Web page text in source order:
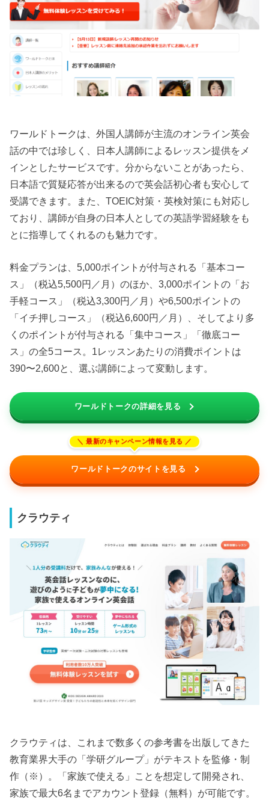
ワールドトークは、外国人講師が主流のオンライン英会
話の中では珍しく、日本人講師によるレッスン提供をメ
インとしたサービスです。分からないことがあったら、
日本語で質疑応答が出来るので英会話初心者も安心して
受講できます。また、TOEIC対策・英検対策にも対応し
ており、講師が自身の日本人としての英語学習経験をも
とに指導してくれるのも魅力です。
料金プランは、5,000ポイントが付与される「基本コー
ス」（税込5,500円／月）のほか、3,000ポイントの「お
手軽コース」（税込3,300円／月）や6,500ポイントの
「イチ押しコース」（税込6,600円／月）、そしてより多
くのポイントが付与される「集中コース」「徹底コー
ス」の全5コース。1レッスンあたりの消費ポイントは
390〜2,600と、選ぶ講師によって変動します。
ワールドトークの詳細を見る
ワールドトークのサイトを見る
クラウティ
クラウティは、これまで数多くの参考書を出版してきた
教育業界大手の「学研グループ」がテキストを監修・制
作（※）。「家族で使える」ことを想定して開発され、
家族で最大6名までアカウント登録（無料）が可能です。